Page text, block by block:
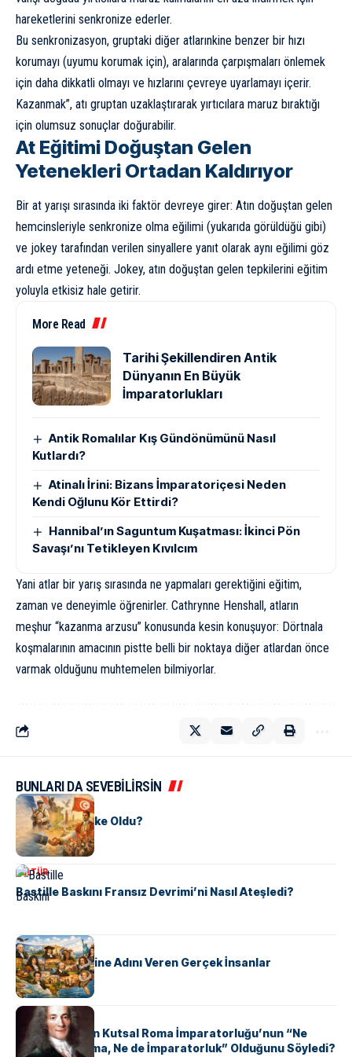
hareketlerini senkronize ederler.
Bu senkronizasyon, gruptaki diğer atlarınkine benzer bir hızı
korumayı (uyumu korumak için), aralarında çarpışmaları önlemek
için daha dikkatli olmayı ve hızlarını çevreye uyarlamayı içerir.
Kazanmak”, atı gruptan uzaklaştırarak yırtıcılara maruz bıraktığı
için olumsuz sonuçlar doğurabilir.
At Eğitimi Doğuştan Gelen
Yetenekleri Ortadan Kaldırıyor
Bir at yarışı sırasında iki faktör devreye girer: Atın doğuştan gelen
hemcinsleriyle senkronize olma eğilimi (yukarıda görüldüğü gibi)
ve jokey tarafından verilen sinyallere yanıt olarak aynı eğilimi göz
ardı etme yeteneği. Jokey, atın doğuştan gelen tepkilerini eğitim
yoluyla etkisiz hale getirir.
More Read
Tarihi Şekillendiren Antik
Dünyanın En Büyük
İmparatorlukları
Antik Romalılar Kış Gündönümünü Nasıl
Kutlardı?
Atinalı İrini: Bizans İmparatoriçesi Neden
Kendi Oğlunu Kör Ettirdi?
Hannibal’ın Saguntum Kuşatması: İkinci Pön
Savaşı’nı Tetikleyen Kıvılcım
Yani atlar bir yarış sırasında ne yapmaları gerektiğini eğitim,
zaman ve deneyimle öğrenirler. Cathrynne Henshall, atların
meşhur “kazanma arzusu” konusunda kesin konuşuyor: Dörtnala
koşmalarının amacının pistte belli bir noktaya diğer atlardan önce
varmak olduğunu muhtemelen bilmiyorlar.
BUNLARI DA SEVEBİLİRSİN
KÜLTÜR
Tunus Nasıl Ülke Oldu?
KÜLTÜR
Bastille Baskını Fransız Devrimi’ni Nasıl Ateşledi?
KÜLTÜR
ABD Eyaletlerine Adını Veren Gerçek İnsanlar
KÜLTÜR
Voltaire Neden Kutsal Roma İmparatorluğu’nun “Ne
Kutsal, Ne Roma, Ne de İmparatorluk” Olduğunu Söyledi?